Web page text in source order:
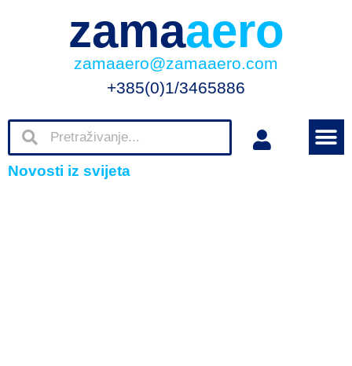
zamaaero
zamaaero@zamaaero.com
+385(0)1/3465886
Novosti iz svijeta